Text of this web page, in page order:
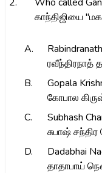
காந்திஜியை
A.
ரவீந்திரநாத்
B.
Gopala
கோபால
C.
Subhash
சுபாஷ்
D.
Dadabhai
தாதாபாய்